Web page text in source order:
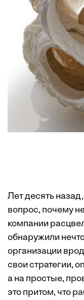
Лет десять
вопрос, почему
компании
обнаружили
организации
свои стратегии,
а на простые,
это притом, что